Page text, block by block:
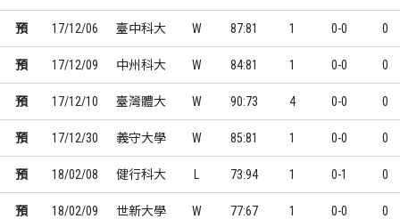
預 17/12/06 臺中科大 W 87:81 1 0-0 0
預 17/12/09 中州科大 W 84:81 1 0-0 0
預 17/12/10 臺灣體大 W 90:73 4 0-0 0
預 17/12/30 義守大學 W 85:81 1 0-0 0
預 18/02/08 健行科大 73:94 1 0-1 0
預 18/02/09 世新大學 W 77:67 1 0-0 0